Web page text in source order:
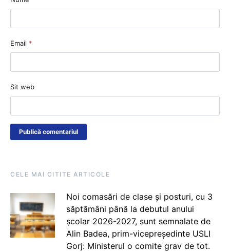
Email *
Sit web
CELE MAI CITITE ARTICOLE
Noi comasări de clase și posturi, cu 3
săptămâni până la debutul anului
școlar 2026-2027, sunt semnalate de
Alin Badea, prim-vicepreședinte USLI
Gorj: Ministerul o comite grav de tot.